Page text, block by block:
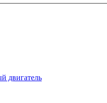
двигатель